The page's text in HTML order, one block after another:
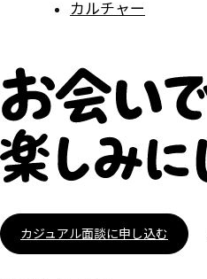
カルチャー
カジュアル面談に申し込む